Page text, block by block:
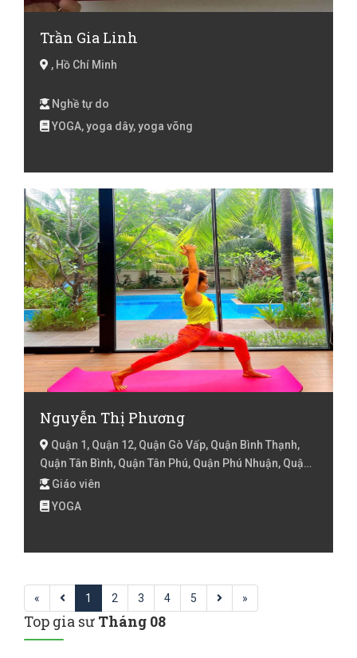
Trần Gia Linh
, Hồ Chí Minh
Nghề tự do
YOGA, yoga dây, yoga võng
Nguyễn Thị Phương
Quận 1, Quận 12, Quận Gò Vấp, Quận Bình Thạnh,
Quận Tân Bình, Quận Tân Phú, Quận Phú Nhuận, Quận
3, Quận 10, Quận 6, Quận Bình Tân, Quận 7, Hồ Chí
Minh
Giáo viên
YOGA
« 1 2 3 4 5 »
Top gia sư Tháng 08